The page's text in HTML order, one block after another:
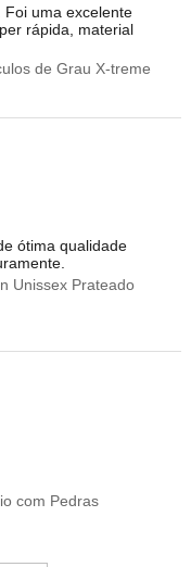
Foi uma excelente
rápida, material
de Grau X-treme
ótima qualidade
Unissex Prateado
com Pedras